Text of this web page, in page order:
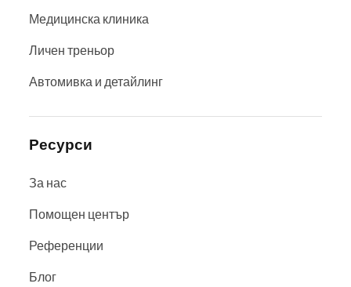
Медицинска клиника
Личен треньор
Автомивка и детайлинг
Ресурси
За нас
Помощен център
Референции
Блог